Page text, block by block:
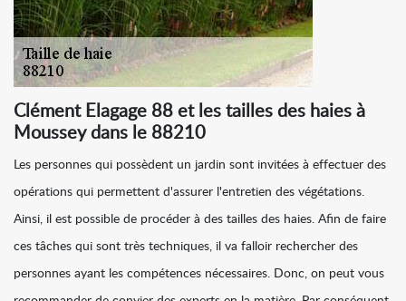
Clément Elagage 88 et les tailles des haies à
Moussey dans le 88210
Les personnes qui possèdent un jardin sont invitées à effectuer des
opérations qui permettent d'assurer l'entretien des végétations.
Ainsi, il est possible de procéder à des tailles des haies. Afin de faire
ces tâches qui sont très techniques, il va falloir rechercher des
personnes ayant les compétences nécessaires. Donc, on peut vous